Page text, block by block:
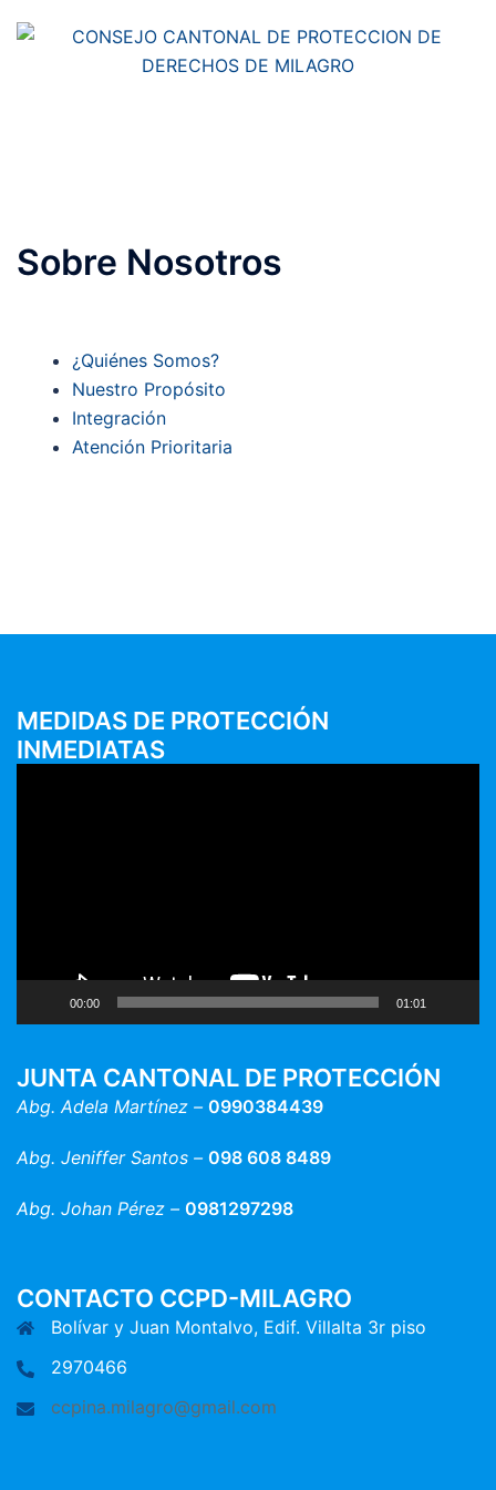
Sobre Nosotros
¿Quiénes Somos?
Nuestro Propósito
Integración
Atención Prioritaria
MEDIDAS DE PROTECCIÓN
INMEDIATAS
00:00 01:01
JUNTA CANTONAL DE PROTECCIÓN
Abg. Adela Martínez – 0990384439
Abg. Jeniffer Santos – 098 608 8489
Abg. Johan Pérez – 0981297298
CONTACTO CCPD-MILAGRO
Bolívar y Juan Montalvo, Edif. Villalta 3r piso
2970466
ccpina.milagro@gmail.com